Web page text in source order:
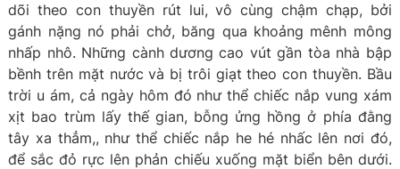
dõi theo con thuyền rút lui, vô cùng chậm chạp, bởi
gánh nặng nó phải chở, băng qua khoảng mênh mông
nhấp nhô. Những cành dương cao vút gần tòa nhà bập
bềnh trên mặt nước và bị trôi giạt theo con thuyền. Bầu
trời u ám, cả ngày hôm đó như thể chiếc nắp vung xám
xịt bao trùm lấy thế gian, bỗng ửng hồng ở phía đằng
tây xa thẳm,, như thể chiếc nắp he hé nhấc lên nơi đó,
để sắc đỏ rực lên phản chiếu xuống mặt biển bên dưới.